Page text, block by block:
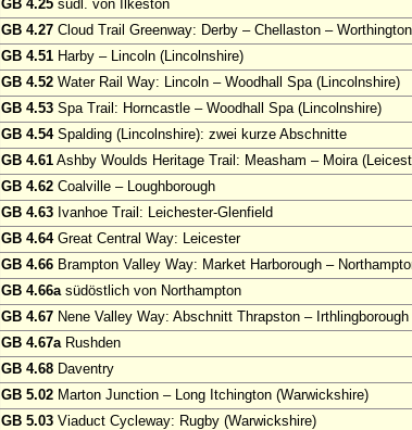
GB 4.25 südl. von Ilkeston
GB 4.27 Cloud Trail Greenway: Derby – Chellaston – Worthington
GB 4.51 Harby – Lincoln (Lincolnshire)
GB 4.52 Water Rail Way: Lincoln – Woodhall Spa (Lincolnshire)
GB 4.53 Spa Trail: Horncastle – Woodhall Spa (Lincolnshire)
GB 4.54Spalding (Lincolnshire): zwei kurze Abschnitte
GB 4.61 Ashby Woulds Heritage Trail: Measham – Moira
GB 4.62 Coalville – Loughborough
GB 4.63 Ivanhoe Trail: Leichester-Glenfield
GB 4.64Great Central Way: Leicester
GB 4.66 Brampton Valley Way: Market Harborough –
GB 4.66asüdöstlich von Northampton
GB 4.67 Nene Valley Way: Abschnitt Thrapston –
GB 4.67aRushden
GB 4.68 Daventry
GB 5.02 Marton Junction – Long Itchington (Warwickshire)
GB 5.03 Viaduct Cycleway: Rugby (Warwickshire)